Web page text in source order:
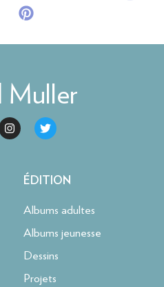
Muller
ÉDITION
Albums adultes
Albums jeunesse
Dessins
Projets